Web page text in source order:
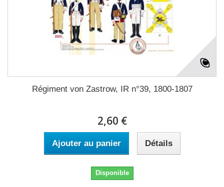
Régiment von Zastrow, IR n°39, 1800-1807
2,60 €
Ajouter au panier Détails
Disponible